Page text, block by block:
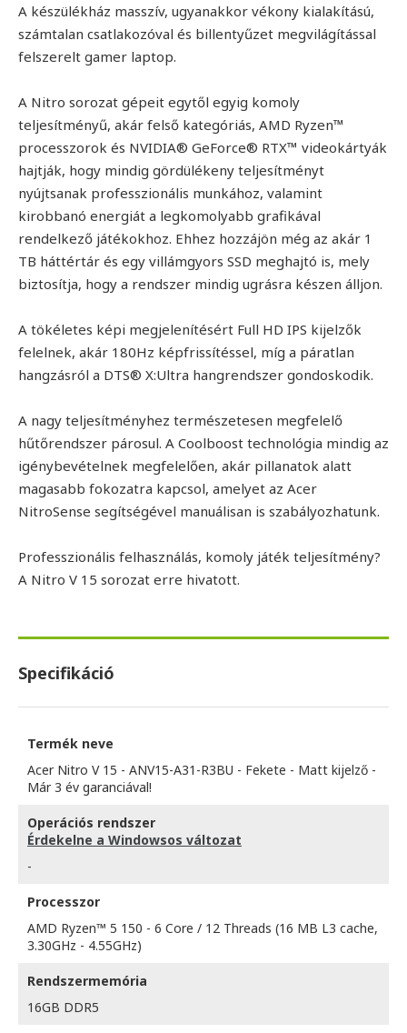
A készülékház masszív, ugyanakkor vékony kialakítású,
számtalan csatlakozóval és billentyűzet megvilágítással
felszerelt gamer laptop.
A Nitro sorozat gépeit egytől egyig komoly
teljesítményű, akár felső kategóriás, AMD Ryzen™
processzorok és NVIDIA® GeForce® RTX™ videokártyák
hajtják, hogy mindig gördülékeny teljesítményt
nyújtsanak professzionális munkához, valamint
kirobbanó energiát a legkomolyabb grafikával
rendelkező játékokhoz. Ehhez hozzájön még az akár 1
TB háttértár és egy villámgyors SSD meghajtó is, mely
biztosítja, hogy a rendszer mindig ugrásra készen álljon.
A tökéletes képi megjelenítésért Full HD IPS kijelzők
felelnek, akár 180Hz képfrissítéssel, míg a páratlan
hangzásról a DTS® X:Ultra hangrendszer gondoskodik.
A nagy teljesítményhez természetesen megfelelő
hűtőrendszer párosul. A Coolboost technológia mindig az
igénybevételnek megfelelően, akár pillanatok alatt
magasabb fokozatra kapcsol, amelyet az Acer
NitroSense segítségével manuálisan is szabályozhatunk.
Professzionális felhasználás, komoly játék teljesítmény?
A Nitro V 15 sorozat erre hivatott.
Specifikáció
Termék neve
Acer Nitro V 15 - ANV15-A31-R3BU - Fekete - Matt kijelző -
Már 3 év garanciával!
Operációs rendszer
Érdekelne a Windowsos változat
-
Processzor
AMD Ryzen™ 5 150 - 6 Core / 12 Threads (16 MB L3 cache,
3.30GHz - 4.55GHz)
Rendszermemória
16GB DDR5